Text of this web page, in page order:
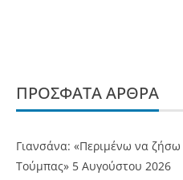
ΠΡΌΣΦΑΤΑ ΆΡΘΡΑ
Γιανσάνα: «Περιμένω να ζήσω
Τούμπας» 5 Αυγούστου 2026